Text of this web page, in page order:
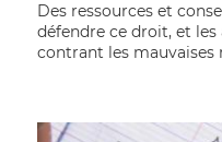
Des ressources et
défendre ce droit, et
contrant les mauvaises